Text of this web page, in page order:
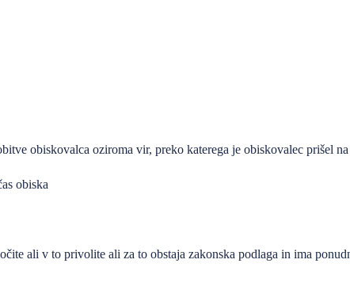
obiskovalca oziroma vir, preko katerega je obiskovalec prišel na
obiska
ali v to privolite ali za to obstaja zakonska podlaga in ima